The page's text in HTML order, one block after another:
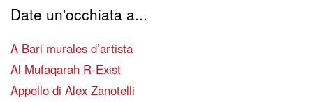
Date un'occhiata a...
A Bari murales d’artista
Al Mufaqarah R-Exist
Appello di Alex Zanotelli